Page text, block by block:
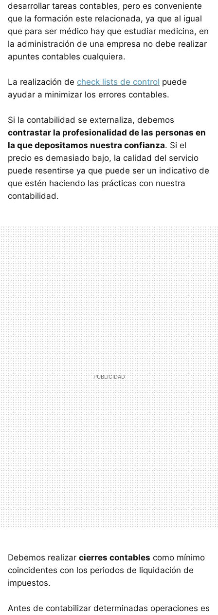
desarrollar tareas contables, pero es conveniente
que la formación este relacionada, ya que al igual
que para ser médico hay que estudiar medicina, en
la administración de una empresa no debe realizar
apuntes contables cualquiera.
La realización de check lists de control puede
ayudar a minimizar los errores contables.
Si la contabilidad se externaliza, debemos
contrastar la profesionalidad de las personas en
la que depositamos nuestra confianza. Si el
precio es demasiado bajo, la calidad del servicio
puede resentirse ya que puede ser un indicativo de
que estén haciendo las prácticas con nuestra
contabilidad.
Debemos realizar cierres contables como mínimo
coincidentes con los periodos de liquidación de
impuestos.
Antes de contabilizar determinadas operaciones es